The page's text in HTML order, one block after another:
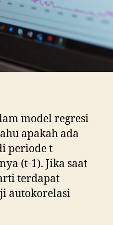
model regresi
apakah ada
periode t
(t-1). Jika saat
terdapat
autokorelasi